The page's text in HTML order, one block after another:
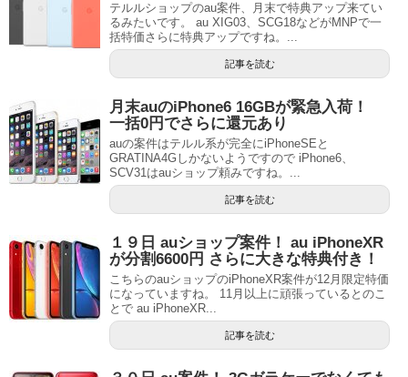
テルルショップのau案件、月末で特典アップ来てい
るみたいです。 au XIG03、SCG18などがMNPで一
括特価さらに特典アップですね。...
記事を読む
月末auのiPhone6 16GBが緊急入荷！
一括0円でさらに還元あり
auの案件はテルル系が完全にiPhoneSEと
GRATINA4Gしかないようですので iPhone6、
SCV31はauショップ頼みですね。...
記事を読む
１９日 auショップ案件！ au iPhoneXR
が分割6600円 さらに大きな特典付き！
こちらのauショップのiPhoneXR案件が12月限定特価
になっていますね。 11月以上に頑張っているとのこ
とで au iPhoneXR...
記事を読む